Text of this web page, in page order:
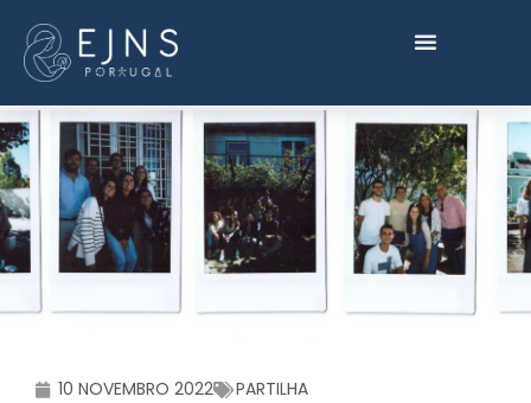
10 NOVEMBRO 2022 PARTILHA